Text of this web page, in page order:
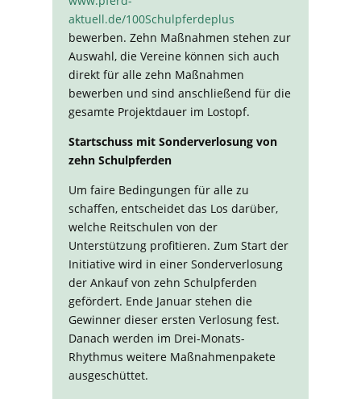
aktuell.de/100Schulpferdeplus
bewerben. Zehn Maßnahmen stehen zur
Auswahl, die Vereine können sich auch
direkt für alle zehn Maßnahmen
bewerben und sind anschließend für die
gesamte Projektdauer im Lostopf.
Startschuss mit Sonderverlosung von
zehn Schulpferden
Um faire Bedingungen für alle zu
schaffen, entscheidet das Los darüber,
welche Reitschulen von der
Unterstützung profitieren. Zum Start der
Initiative wird in einer Sonderverlosung
der Ankauf von zehn Schulpferden
gefördert. Ende Januar stehen die
Gewinner dieser ersten Verlosung fest.
Danach werden im Drei-Monats-
Rhythmus weitere Maßnahmenpakete
ausgeschüttet.